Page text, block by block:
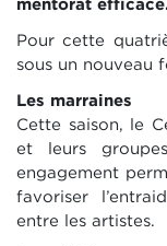
mentorat
Pour cette
sous un nouveau
Les marraines
Cette saison, le
et leurs
engagement
favoriser
entre les artistes.